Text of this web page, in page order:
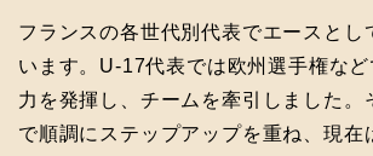
フランスの各世代別代表でエースとし
います。U-17代表では欧州選手権な
力を発揮し、チームを牽引しました。
で順調にステップアップを重ね、現在